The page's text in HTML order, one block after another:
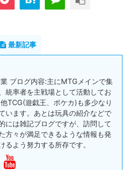
最新記事
ブログ内容:主にMTGメインで集
統率者を主戦場として活動してお
TCG(遊戯王、ポケカ)も多少なり
います。あとは玩具の紹介などで
には雑記ブログですが、訪問して
方々が満足できるような情報も発
るよう努力する所存です。